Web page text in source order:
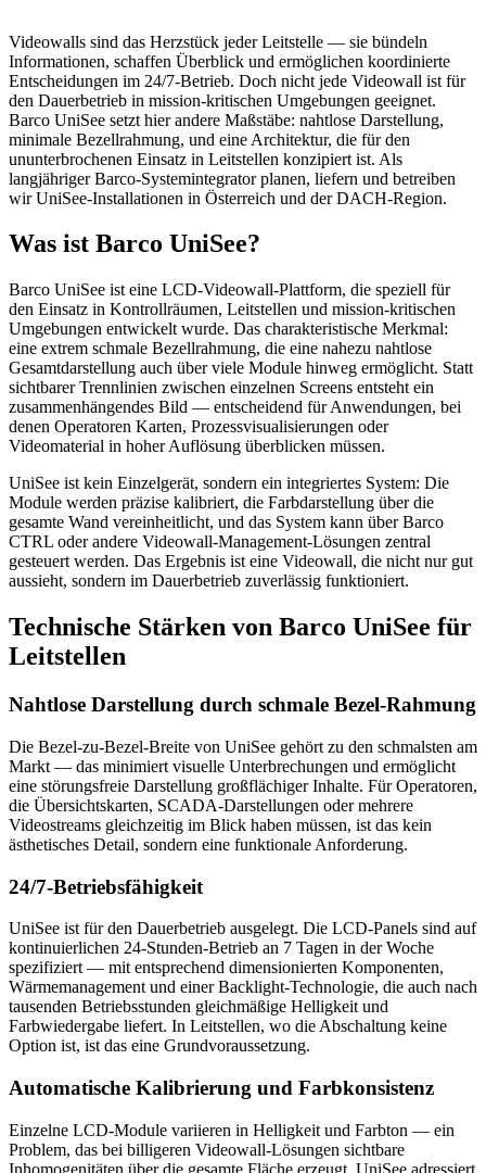
Videowalls sind das Herzstück jeder Leitstelle — sie bündeln
Informationen, schaffen Überblick und ermöglichen koordinierte
Entscheidungen im 24/7-Betrieb. Doch nicht jede Videowall ist für
den Dauerbetrieb in mission-kritischen Umgebungen geeignet.
Barco UniSee setzt hier andere Maßstäbe: nahtlose Darstellung,
minimale Bezellrahmung, und eine Architektur, die für den
ununterbrochenen Einsatz in Leitstellen konzipiert ist. Als
langjähriger Barco-Systemintegrator planen, liefern und betreiben
wir UniSee-Installationen in Österreich und der DACH-Region.
Was ist Barco UniSee?
Barco UniSee ist eine LCD-Videowall-Plattform, die speziell für
den Einsatz in Kontrollräumen, Leitstellen und mission-kritischen
Umgebungen entwickelt wurde. Das charakteristische Merkmal:
eine extrem schmale Bezellrahmung, die eine nahezu nahtlose
Gesamtdarstellung auch über viele Module hinweg ermöglicht. Statt
sichtbarer Trennlinien zwischen einzelnen Screens entsteht ein
zusammenhängendes Bild — entscheidend für Anwendungen, bei
denen Operatoren Karten, Prozessvisualisierungen oder
Videomaterial in hoher Auflösung überblicken müssen.
UniSee ist kein Einzelgerät, sondern ein integriertes System: Die
Module werden präzise kalibriert, die Farbdarstellung über die
gesamte Wand vereinheitlicht, und das System kann über Barco
CTRL oder andere Videowall-Management-Lösungen zentral
gesteuert werden. Das Ergebnis ist eine Videowall, die nicht nur gut
aussieht, sondern im Dauerbetrieb zuverlässig funktioniert.
Technische Stärken von Barco UniSee für
Leitstellen
Nahtlose Darstellung durch schmale Bezel-Rahmung
Die Bezel-zu-Bezel-Breite von UniSee gehört zu den schmalsten am
Markt — das minimiert visuelle Unterbrechungen und ermöglicht
eine störungsfreie Darstellung großflächiger Inhalte. Für Operatoren,
die Übersichtskarten, SCADA-Darstellungen oder mehrere
Videostreams gleichzeitig im Blick haben müssen, ist das kein
ästhetisches Detail, sondern eine funktionale Anforderung.
24/7-Betriebsfähigkeit
UniSee ist für den Dauerbetrieb ausgelegt. Die LCD-Panels sind auf
kontinuierlichen 24-Stunden-Betrieb an 7 Tagen in der Woche
spezifiziert — mit entsprechend dimensionierten Komponenten,
Wärmemanagement und einer Backlight-Technologie, die auch nach
tausenden Betriebsstunden gleichmäßige Helligkeit und
Farbwiedergabe liefert. In Leitstellen, wo die Abschaltung keine
Option ist, ist das eine Grundvoraussetzung.
Automatische Kalibrierung und Farbkonsistenz
Einzelne LCD-Module variieren in Helligkeit und Farbton — ein
Problem, das bei billigeren Videowall-Lösungen sichtbare
Inhomogenitäten über die gesamte Fläche erzeugt. UniSee adressiert